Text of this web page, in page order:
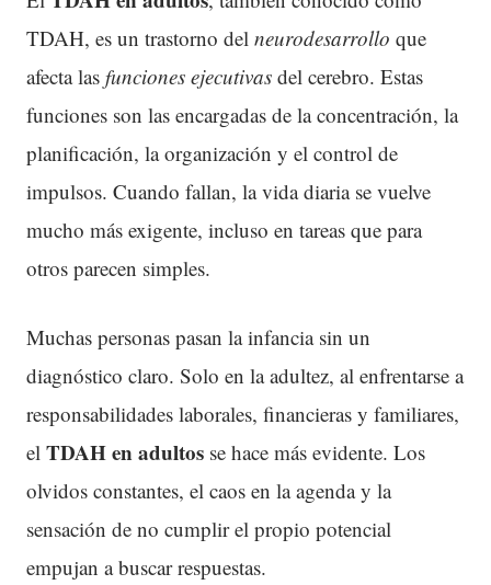
TDAH, es un trastorno del neurodesarrollo que
afecta las funciones ejecutivas del cerebro. Estas
funciones son las encargadas de la concentración, la
planificación, la organización y el control de
impulsos. Cuando fallan, la vida diaria se vuelve
mucho más exigente, incluso en tareas que para
otros parecen simples.
Muchas personas pasan la infancia sin un
diagnóstico claro. Solo en la adultez, al enfrentarse a
responsabilidades laborales, financieras y familiares,
el TDAHen adultos se hace más evidente. Los
olvidos constantes, el caos en la agenda y la
sensación de no cumplir el propio potencial
empujan a buscar respuestas.